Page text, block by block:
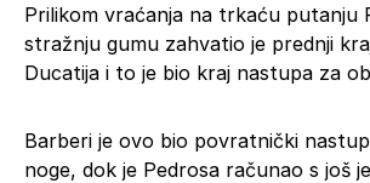
Prilikom vraćanja na trkaću putanju
stražnju gumu zahvatio je prednji
Ducatija i to je bio kraj nastupa za
Barberi je ovo bio povratnički
noge, dok je Pedrosa računao s još